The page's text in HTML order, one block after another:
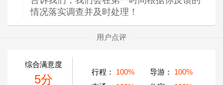
情况落实调查并及时处理！
用户点评
综合满意度
5分
行程： 100% 导游：
100%